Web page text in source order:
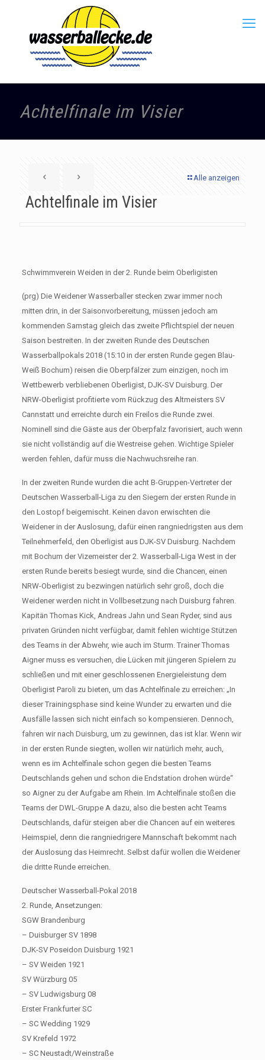
Achtelfinale im Visier
Alle anzeigen
Achtelfinale im Visier
Schwimmverein Weiden in der 2. Runde beim Oberligisten
(prg) Die Weidener Wasserballer stecken zwar immer noch
mitten drin, in der Saisonvorbereitung, müssen jedoch am
kommenden Samstag gleich das zweite Pflichtspiel der neuen
Saison bestreiten. In der zweiten Runde des Deutschen
Wasserballpokals 2018 (15:10 in der ersten Runde gegen Blau-
Weiß Bochum) reisen die Oberpfälzer zum einzigen, noch im
Wettbewerb verbliebenen Oberligist, DJK-SV Duisburg. Der
NRW-Oberligist profitierte vom Rückzug des Altmeisters SV
Cannstatt und erreichte durch ein Freilos die Runde zwei.
Nominell sind die Gäste aus der Oberpfalz favorisiert, auch wenn
sie nicht vollständig auf die Westreise gehen. Wichtige Spieler
werden fehlen, dafür muss die Nachwuchsreihe ran.
In der zweiten Runde wurden die acht B-Gruppen-Vertreter der
Deutschen Wasserball-Liga zu den Siegern der ersten Runde in
den Lostopf beigemischt. Keinen davon erwischten die
Weidener in der Auslosung, dafür einen rangniedrigsten aus dem
Teilnehmerfeld, den Oberligist aus DJK-SV Duisburg. Nachdem
mit Bochum der Vizemeister der 2. Wasserball-Liga West in der
ersten Runde bereits besiegt wurde, sind die Chancen, einen
NRW-Oberligist zu bezwingen natürlich sehr groß, doch die
Weidener werden nicht in Vollbesetzung nach Duisburg fahren.
Kapitän Thomas Kick, Andreas Jahn und Sean Ryder, sind aus
privaten Gründen nicht verfügbar, damit fehlen wichtige Stützen
des Teams in der Abwehr, wie auch im Sturm. Trainer Thomas
Aigner muss es versuchen, die Lücken mit jüngeren Spielern zu
schließen und mit einer geschlossenen Energieleistung dem
Oberligist Paroli zu bieten, um das Achtelfinale zu erreichen: „In
dieser Trainingsphase sind keine Wunder zu erwarten und die
Ausfälle lassen sich nicht einfach so kompensieren. Dennoch,
fahren wir nach Duisburg, um zu gewinnen, das ist klar. Wenn wir
in der ersten Runde siegten, wollen wir natürlich mehr, auch,
wenn es im Achtelfinale schon gegen die besten Teams
Deutschlands gehen und schon die Endstation drohen würde“
so Aigner zu der Aufgabe am Rhein. Im Achtelfinale stoßen die
Teams der DWL-Gruppe A dazu, also die besten acht Teams
Deutschlands, dafür steigen aber die Chancen auf ein weiteres
Heimspiel, denn die rangniedrigere Mannschaft bekommt nach
der Auslosung das Heimrecht. Selbst dafür wollen die Weidener
die dritte Runde erreichen.
Deutscher Wasserball-Pokal 2018
2. Runde, Ansetzungen:
SGW Brandenburg
– Duisburger SV 1898
DJK-SV Poseidon Duisburg 1921
– SV Weiden 1921
SV Würzburg 05
– SV Ludwigsburg 08
Erster Frankfurter SC
– SC Wedding 1929
SV Krefeld 1972
– SC Neustadt/Weinstraße